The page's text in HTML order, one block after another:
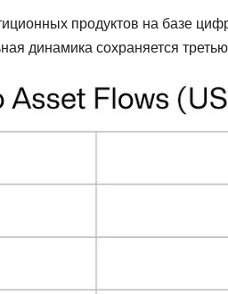
продуктов на базе
динамика сохраняется